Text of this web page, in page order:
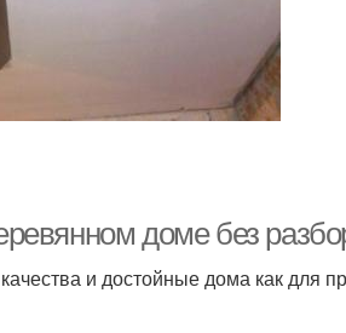
доме без
и достойные дома как для